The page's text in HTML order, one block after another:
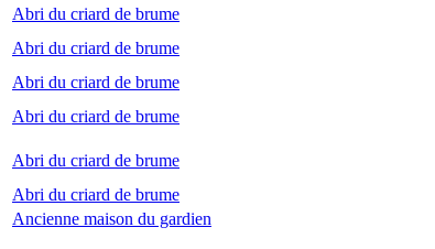
Abri du criard de brume
Abri du criard de brume
Abri du criard de brume
Abri du criard de brume
Abri du criard de brume
Abri du criard de brume
Ancienne maison du gardien